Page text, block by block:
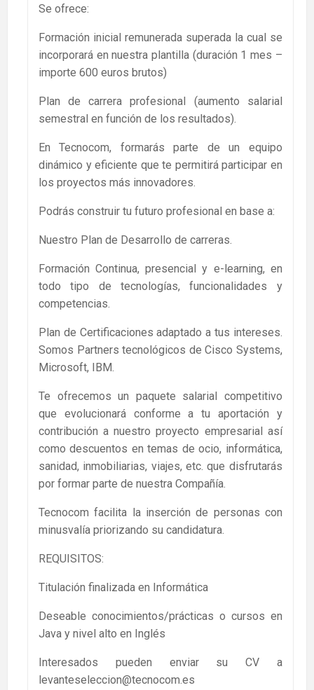
Se ofrece:
Formación inicial remunerada superada la cual se
incorporará en nuestra plantilla (duración 1 mes –
importe 600 euros brutos)
Plan de carrera profesional (aumento salarial
semestral en función de los resultados).
En Tecnocom, formarás parte de un equipo
dinámico y eficiente que te permitirá participar en
los proyectos más innovadores.
Podrás construir tu futuro profesional en base a:
Nuestro Plan de Desarrollo de carreras.
Formación Continua, presencial y e-learning, en
todo tipo de tecnologías, funcionalidades y
competencias.
Plan de Certificaciones adaptado a tus intereses.
Somos Partners tecnológicos de Cisco Systems,
Microsoft, IBM.
Te ofrecemos un paquete salarial competitivo
que evolucionará conforme a tu aportación y
contribución a nuestro proyecto empresarial así
como descuentos en temas de ocio, informática,
sanidad, inmobiliarias, viajes, etc. que disfrutarás
por formar parte de nuestra Compañía.
Tecnocom facilita la inserción de personas con
minusvalía priorizando su candidatura.
REQUISITOS:
Titulación finalizada en Informática
Deseable conocimientos/prácticas o cursos en
Java y nivel alto en Inglés
Interesados pueden enviar su CV a
levanteseleccion@tecnocom.es